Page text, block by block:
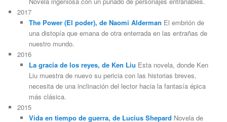
2017
The Power (El poder), de Naomi Alderman El embrión de
una distopía que emana de otra enterrada en las entrañas de
nuestro mundo.
2016
La gracia de los reyes, de Ken Liu Esta novela, donde Ken
Liu muestra de nuevo su pericia con las historias breves,
necesita de una inclinación del lector hacia la fantasía épica
más clásica.
2015
Vida en tiempo de guerra, de Lucius Shepard Novela de